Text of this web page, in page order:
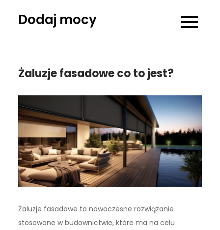
Dodaj mocy
Żaluzje fasadowe co to jest?
Żaluzje fasadowe to nowoczesne rozwiązanie
stosowane w budownictwie, które ma na celu